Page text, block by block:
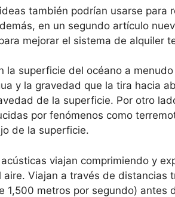
también podrían usarse para
en un segundo artículo
mejorar el sistema de alquiler
la superficie del océano a
y la gravedad que la tira hacia
de la superficie. Por otro
por fenómenos como
de la superficie.
viajan comprimiendo y
aire. Viajan a través de distancias
1,500 metros por segundo)